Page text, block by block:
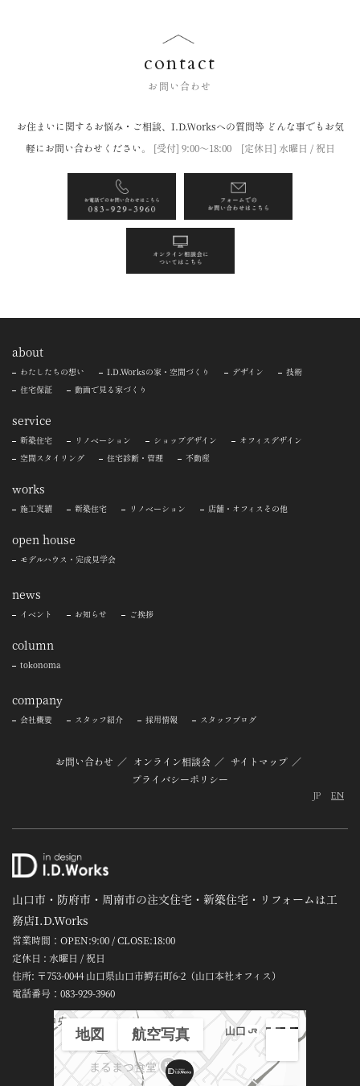
contact
お問い合わせ
お住まいに関するお悩み・ご相談、I.D.Worksへの質問等 どんな事でもお気
軽にお問い合わせください。 [受付] 9:00〜18:00 [定休日] 水曜日 / 祝日
about
わたしたちの想い I.D.Worksの家・空間づくり デザイン 技術
住宅保証 動画で見る家づくり
service
新築住宅 リノベーション ショップデザイン オフィスデザイン
空間スタイリング 住宅診断・管理 不動産
works
施工実績 新築住宅 リノベーション 店舗・オフィスその他
open house
モデルハウス・完成見学会
news
イベント お知らせ ご挨拶
column
tokonoma
company
会社概要 スタッフ紹介 採用情報 スタッフブログ
お問い合わせ オンライン相談会
サイトマップ
プライバシーポリシー
JP EN
山口市・防府市・周南市の注文住宅・新築住宅・リフォームは工
務店I.D.Works
営業時間：OPEN:9:00 / CLOSE:18:00
定休日 : 水曜日 / 祝日
住所: 〒753-0044 山口県山口市鰐石町6-2（山口本社オフィス）
電話番号： 083-929-3960
地図 航空写真